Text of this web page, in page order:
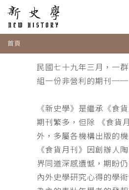
首頁
民國七十九年三月，一
組一份非營利的期刊──
《新史學》是繼承《食
期刊繁多，但除 《食貨
外，多屬各機構出版的
《食貨月刊》因創辦人
界同道深感遺憾，期盼
內外史學研究心得的學